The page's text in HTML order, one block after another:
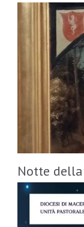
Notte